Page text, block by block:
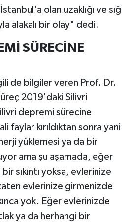
olan uzaklığı ve sığ
alakalı bir olay" dedi.
SÜRECİNE
de bilgiler veren Prof. Dr.
2019'daki Silivri
depremi sürecine
faylar kırıldıktan sonra yani
yüklemesi ya da bir
ama şu aşamada, eğer
sıkıntı yoksa, evlerinize
evlerinize girmenizde
yok. Eğer evlerinizde
ya da herhangi bir